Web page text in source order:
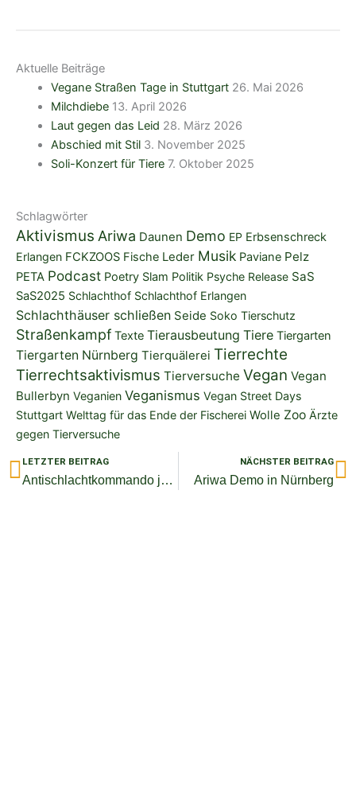
Aktuelle Beiträge
Vegane Straßen Tage in Stuttgart 26. Mai 2026
Milchdiebe 13. April 2026
Laut gegen das Leid 28. März 2026
Abschied mit Stil 3. November 2025
Soli-Konzert für Tiere 7. Oktober 2025
Schlagwörter
Aktivismus Ariwa Daunen Demo EP Erbsenschreck
Erlangen FCKZOOS Fische Leder Musik Paviane Pelz
PETA Podcast Poetry Slam Politik Psyche Release SaS
SaS2025 Schlachthof Schlachthof Erlangen
Schlachthäuser schließen Seide Soko Tierschutz
Straßenkampf Texte Tierausbeutung Tiere Tiergarten
Tiergarten Nürnberg Tierquälerei Tierrechte
Tierrechtsaktivismus Tierversuche Vegan Vegan
Bullerbyn Veganien Veganismus Vegan Street Days
Stuttgart Welttag für das Ende der Fischerei Wolle Zoo Ärzte
gegen Tierversuche
Zurück
LETZTER BEITRAG
Antischlachtkommando jetzt erhältlich
NÄCHSTER BEITRAG
Ariwa Demo in Nürnberg